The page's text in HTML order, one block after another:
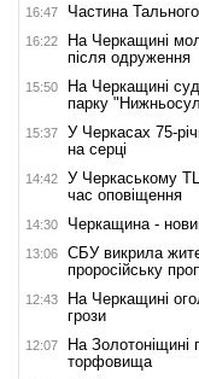
16:47 Частина
16:22
На Черкащині
після одруження
15:50
На Черкащині суд
парку
15:37
У Черкасах 75-
на серці
14:42
У Черкаському
час оповіщення
14:30 Черкащина -
13:06
СБУ викрила
проросійську
12:43
На Черкащині
грози
12:07
На Золотоніщині
торфовища